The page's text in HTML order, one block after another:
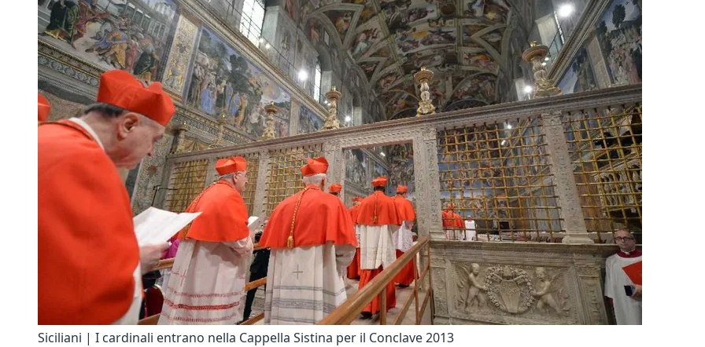
Siciliani | I cardinali entrano nella Cappella Sistina per il Conclave 2013